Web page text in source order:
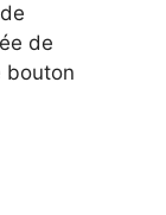
de
bouton